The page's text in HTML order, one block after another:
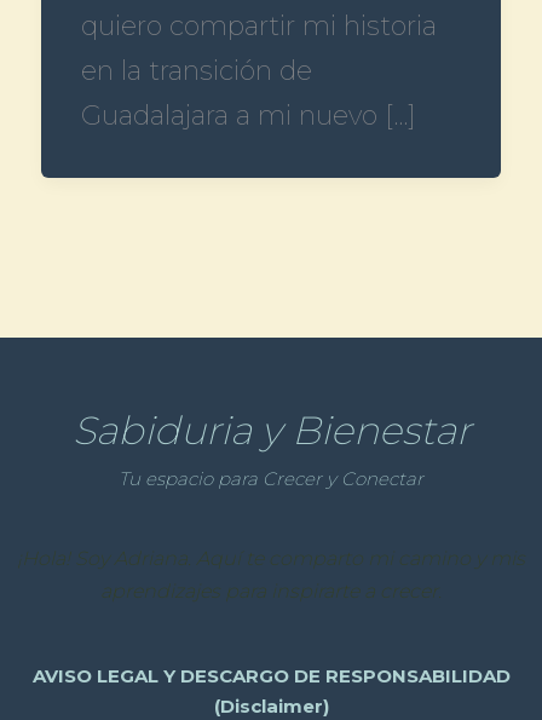
quiero compartir mi historia
en la transición de
Guadalajara a mi nuevo […]
Sabiduria y Bienestar
Tu espacio para Crecer y Conectar
¡Hola! Soy Adriana. Aquí te comparto mi camino y mis
aprendizajes para inspirarte a crecer.
AVISO LEGAL Y DESCARGO DE RESPONSABILIDAD
(Disclaimer)